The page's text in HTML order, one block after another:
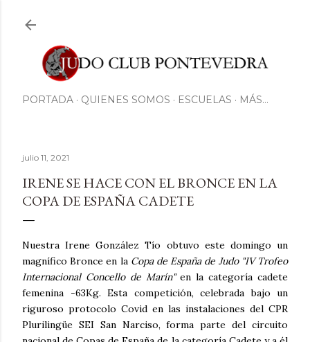
PORTADA QUIENES SOMOS ESCUELAS MÁS…
julio 11, 2021
IRENE SE HACE CON EL BRONCE EN LA
COPA DE ESPAÑA CADETE
Nuestra Irene González Tío obtuvo este domingo un
magnífico Bronce en la Copa de España de Judo "IV Trofeo
Internacional Concello de Marín"en la categoría cadete
femenina -63Kg. Esta competición, celebrada bajo un
riguroso protocolo Covid en las instalaciones del CPR
Plurilingüe SEI San Narciso, forma parte del circuito